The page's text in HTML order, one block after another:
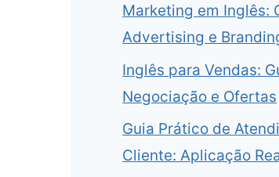
Marketing em Inglês:
Advertising e
Inglês para Vendas:
Negociação e Ofertas
Guia Prático de
Cliente: Aplicação